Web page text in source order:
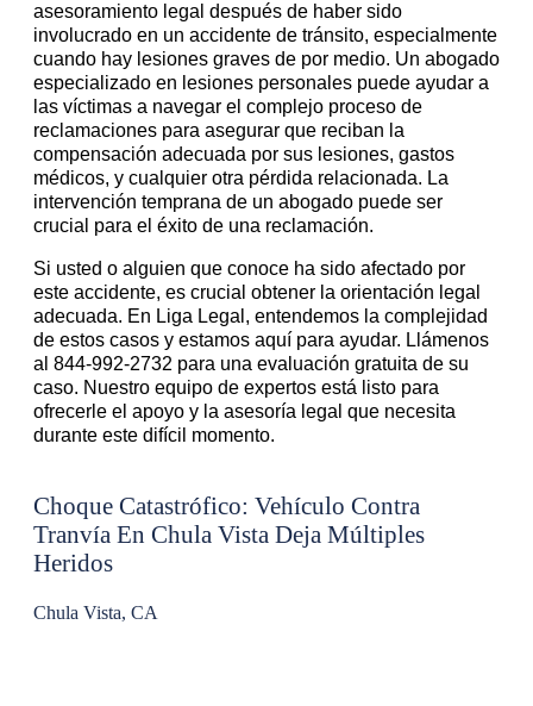
asesoramiento legal después de haber sido
involucrado en un accidente de tránsito, especialmente
cuando hay lesiones graves de por medio. Un abogado
especializado en lesiones personales puede ayudar a
las víctimas a navegar el complejo proceso de
reclamaciones para asegurar que reciban la
compensación adecuada por sus lesiones, gastos
médicos, y cualquier otra pérdida relacionada. La
intervención temprana de un abogado puede ser
crucial para el éxito de una reclamación.
Si usted o alguien que conoce ha sido afectado por
este accidente, es crucial obtener la orientación legal
adecuada. En Liga Legal, entendemos la complejidad
de estos casos y estamos aquí para ayudar. Llámenos
al 844-992-2732 para una evaluación gratuita de su
caso. Nuestro equipo de expertos está listo para
ofrecerle el apoyo y la asesoría legal que necesita
durante este difícil momento.
Choque Catastrófico: Vehículo Contra
Tranvía En Chula Vista Deja Múltiples
Heridos
Chula Vista, CA